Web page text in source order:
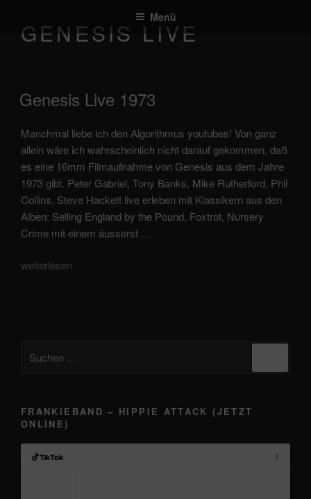
springen
Menü
GENESIS LIVE
veröffentlicht
am
Genesis Live 1973
Manchmal liebe ich den Algorithmus youtubes! Von ganz
allein wäre ich wahrscheinlich nicht darauf gekommen, daß
es eine 16mm Filmaufnahme von Genesis aus dem Jahre
1973 gibt. Peter Gabriel, Tony Banks, Mike Rutherford, Phil
Collins, Steve Hackett live erleben mit Klassikern aus den
Alben: Selling England by the Pound, Foxtrot, Nursery
Crime mit einem äusserst …
„Genesis
weiterlesen
nach:
FRANKIEBAND – HIPPIE ATTACK (JETZT
ONLINE)